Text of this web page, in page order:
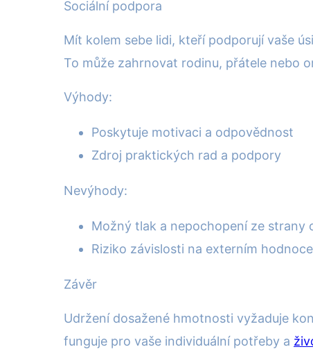
Sociální podpora
Mít kolem sebe lidi, kteří podporují vaše
To může zahrnovat rodinu, přátele nebo
Výhody:
Poskytuje motivaci a odpovědnost
Zdroj praktických rad a podpory
Nevýhody:
Možný tlak a nepochopení ze strany
Riziko závislosti na externím
Závěr
Udržení dosažené hmotnosti vyžaduje
funguje pro vaše individuální potřeby a